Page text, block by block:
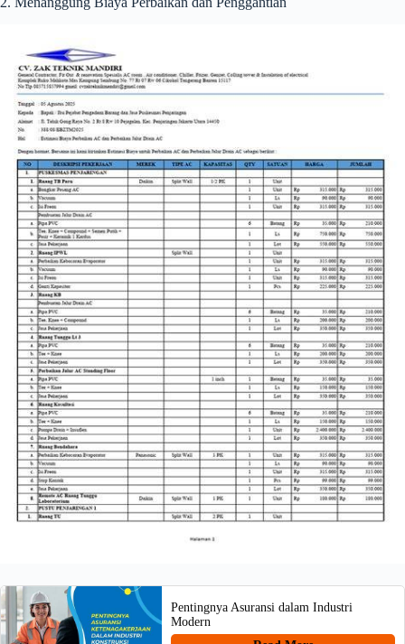
Pentingnya Asuransi dalam Industri
Modern